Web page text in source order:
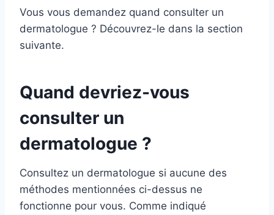
Vous vous demandez quand consulter un
dermatologue ? Découvrez-le dans la section
suivante.
Quand devriez-vous
consulter un
dermatologue ?
Consultez un dermatologue si aucune des
méthodes mentionnées ci-dessus ne
fonctionne pour vous. Comme indiqué